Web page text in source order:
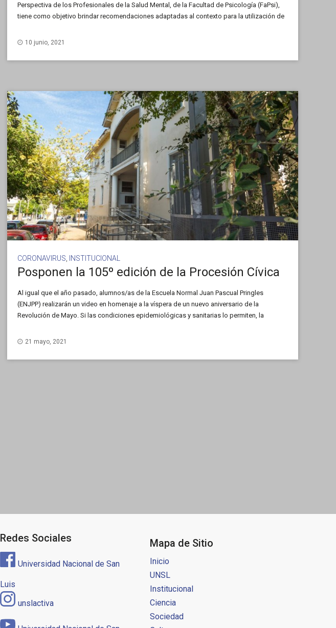
Perspectiva de los Profesionales de la Salud Mental, de la Facultad de Psicología (FaPsi),
tiene como objetivo brindar recomendaciones adaptadas al contexto para la utilización de
[…] 10 junio, 2021
CORONAVIRUS INSTITUCIONAL
Posponen la 105º edición de la Procesión Cívica
Al igual que el año pasado, alumnos/as de la Escuela Normal Juan Pascual Pringles
(ENJPP) realizarán un video en homenaje a la víspera de un nuevo aniversario de la
Revolución de Mayo. Si las condiciones epidemiológicas y sanitarias lo permiten, la
21 mayo, 2021
Redes Sociales
Universidad Nacional de San
Luis
unslactiva
Mapa de Sitio
Inicio
UNSL
Institucional
Ciencia
Sociedad